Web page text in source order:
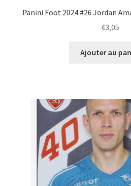
Panini Foot 2024 #26 Jordan
€3,05
Ajouter au